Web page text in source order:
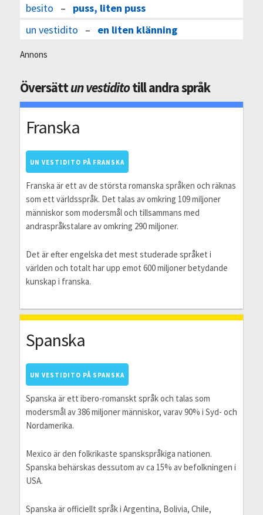
besito – puss, liten puss
un vestidito – en liten klänning
Annons
Översättun vestiditotill andra språk
Franska
UN VESTIDITO PÅ FRANSKA
Franska är ett av de största romanska språken och räknas
som ett världsspråk. Det talas av omkring 109 miljoner
människor som modersmål och tillsammans med
andraspråkstalare av omkring 290 miljoner.
Det är efter engelska det mest studerade språket i
världen och totalt har upp emot 600 miljoner betydande
kunskap i franska.
Spanska
UN VESTIDITO PÅ SPANSKA
Spanska är ett ibero-romanskt språk och talas som
modersmål av 386 miljoner människor, varav 90% i Syd- och
Nordamerika.
Mexico är den folkrikaste spanskspråkiga nationen.
Spanska behärskas dessutom av ca 15% av befolkningen i
USA.
Spanska är officiellt språk i Argentina, Bolivia, Chile,